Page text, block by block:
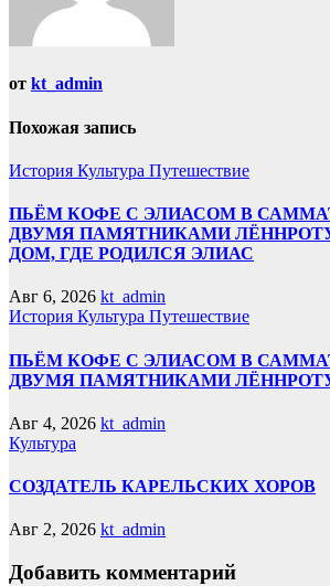
от kt_admin
Похожая запись
История Культура Путешествие
ПЬЁМ КОФЕ С ЭЛИАСОМ В
ДВУМЯ ПАМЯТНИКАМИ
ДОМ, ГДЕ РОДИЛСЯ ЭЛИАС
Авг 6, 2026 kt_admin
История Культура Путешествие
ПЬЁМ КОФЕ С ЭЛИАСОМ В
ДВУМЯ ПАМЯТНИКАМИ
Авг 4, 2026 kt_admin
Культура
СОЗДАТЕЛЬ КАРЕЛЬСКИХ ХОРОВ
Авг 2, 2026 kt_admin
Добавить комментарий